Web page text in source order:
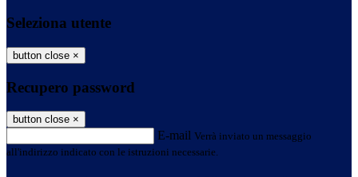
Seleziona utente
button close ×
Recupero password
button close ×
E-mail Verrà inviato un messaggio
all'indirizzo indicato con le istruzioni necessarie.